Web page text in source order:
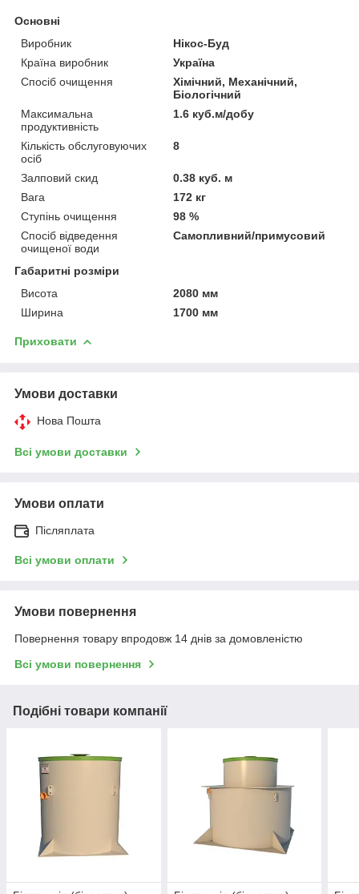
Основні
Виробник
Нікос-Буд
Країна виробник
Україна
Спосіб очищення
Хімічний, Механічний,
Біологічний
Максимальна
продуктивність
1.6 куб.м/добу
Кількість обслуговуючих
осіб
8
Залповий скид
0.38 куб. м
Вага
172 кг
Ступінь очищення
98 %
Спосіб відведення
очищеної води
Самопливний/примусовий
Габаритні розміри
Висота
2080 мм
Ширина
1700 мм
Приховати
Умови доставки
Нова Пошта
Всі умови доставки
Умови оплати
Післяплата
Всі умови оплати
Умови повернення
Повернення товару впродовж 14 днів за домовленістю
Всі умови повернення
Подібні товари компанії